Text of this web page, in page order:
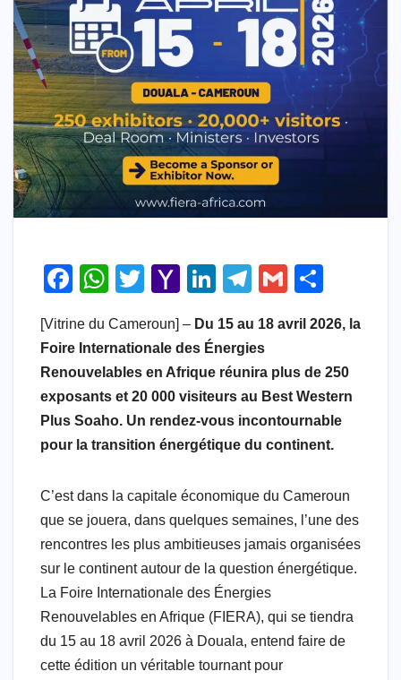
F
c
e
b
o
o
W
at
s
A
p
p
T
tt
er
Y
h
o
o
M
ail
Li
k
e
dI
n
T
e
gr
a
m
G
ail ar
e
[Vitrine du Cameroun] – Du 15 au 18 avril 2026, la
Foire Internationale des Énergies
Renouvelables en Afrique réunira plus de 250
exposants et 20 000 visiteurs au Best Western
Plus Soaho. Un rendez-vous incontournable
pour la transition énergétique du continent.
C’est dans la capitale économique du Cameroun
que se jouera, dans quelques semaines, l’une des
rencontres les plus ambitieuses jamais organisées
sur le continent autour de la question énergétique.
La Foire Internationale des Énergies
Renouvelables en Afrique (FIERA), qui se tiendra
du 15 au 18 avril 2026 à Douala, entend faire de
cette édition un véritable tournant pour